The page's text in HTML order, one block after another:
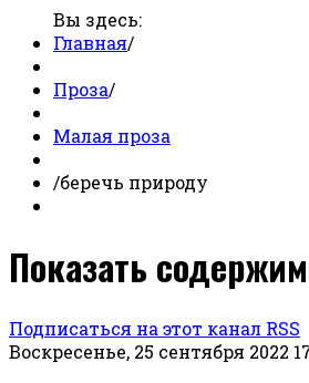
Вы здесь:
Главная/
Проза/
Малая проза
/беречь природу
Показать
Подписаться на этот канал RSS
Воскресенье, 25 сентября 2022